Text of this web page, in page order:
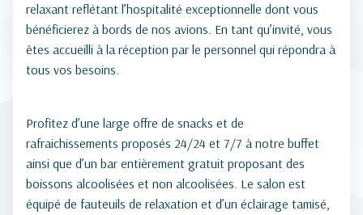
relaxant reflétant l’hospitalité exceptionnelle dont vous
bénéficierez à bords de nos avions. En tant qu’invité, vous
êtes accueilli à la réception par le personnel qui répondra à
tous vos besoins.
Profitez d’une large offre de snacks et de
rafraichissements proposés 24/24 et 7/7 à notre buffet
ainsi que d’un bar entièrement gratuit proposant des
boissons alcoolisées et non alcoolisées. Le salon est
équipé de fauteuils de relaxation et d’un éclairage tamisé,